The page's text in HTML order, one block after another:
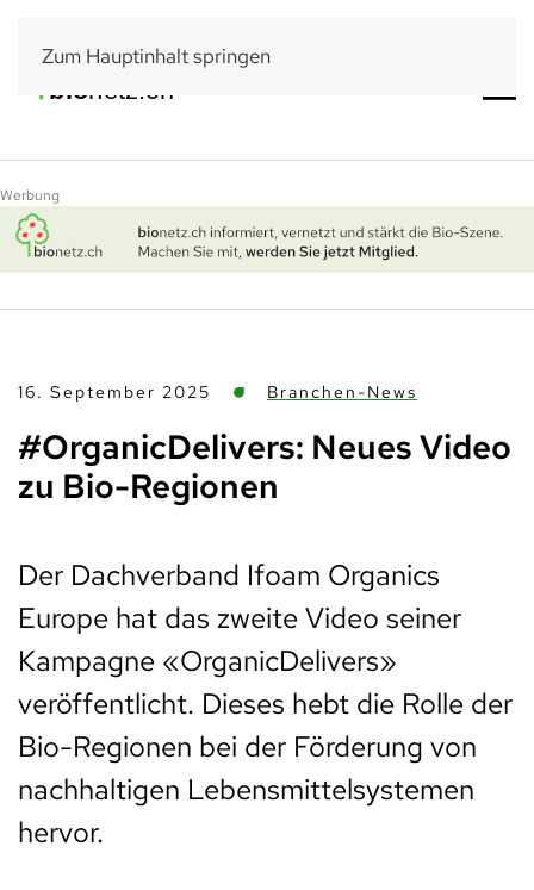
Zum Hauptinhalt springen
Werbung
16. September 2025 Branchen-News
#OrganicDelivers: Neues Video
zu Bio-Regionen
Der Dachverband Ifoam Organics
Europe hat das zweite Video seiner
Kampagne «OrganicDelivers»
veröffentlicht. Dieses hebt die Rolle der
Bio-Regionen bei der Förderung von
nachhaltigen Lebensmittelsystemen
hervor.